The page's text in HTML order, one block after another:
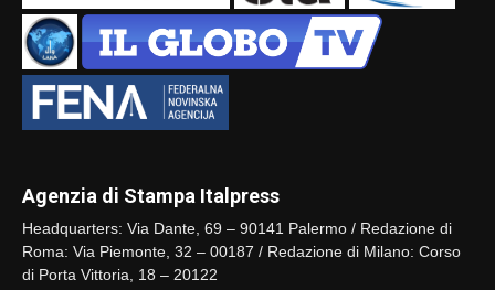
Agenzia di Stampa Italpress
Headquarters: Via Dante, 69 – 90141 Palermo / Redazione di
Roma: Via Piemonte, 32 – 00187 / Redazione di Milano: Corso
di Porta Vittoria, 18 – 20122